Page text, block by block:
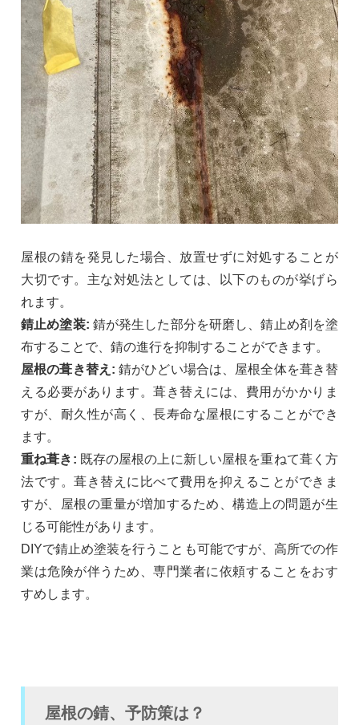
屋根の錆を発見した場合、放置せずに対処することが
大切です。主な対処法としては、以下のものが挙げら
れます。
錆止め塗装: 錆が発生した部分を研磨し、錆止め剤を塗
布することで、錆の進行を抑制することができます。
屋根の葺き替え: 錆がひどい場合は、屋根全体を葺き替
える必要があります。葺き替えには、費用がかかりま
すが、耐久性が高く、長寿命な屋根にすることができ
ます。
重ね葺き: 既存の屋根の上に新しい屋根を重ねて葺く方
法です。葺き替えに比べて費用を抑えることができま
すが、屋根の重量が増加するため、構造上の問題が生
じる可能性があります。
DIYで錆止め塗装を行うことも可能ですが、高所での作
業は危険が伴うため、専門業者に依頼することをおす
すめします。
屋根の錆、予防策は？